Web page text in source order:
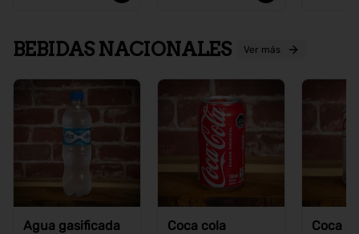
BEBIDAS NACIONALES Ver más
Agua gasificada Coca cola Coca